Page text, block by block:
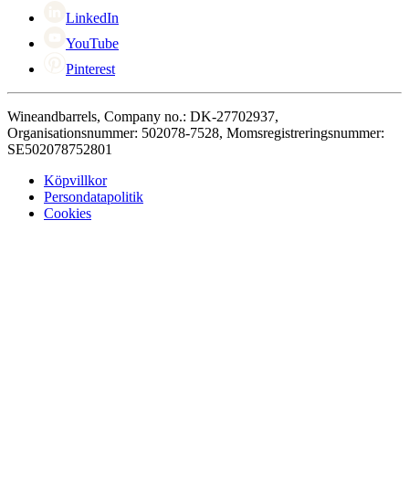
LinkedIn
YouTube
Pinterest
Wineandbarrels, Company no.: DK-27702937,
Organisationsnummer: 502078-7528, Momsregistreringsnummer:
SE502078752801
Köpvillkor
Persondatapolitik
Cookies